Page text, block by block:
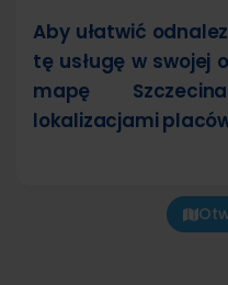
Aby ułatwić
tę usługę w swojej
mapę
lokalizacjami